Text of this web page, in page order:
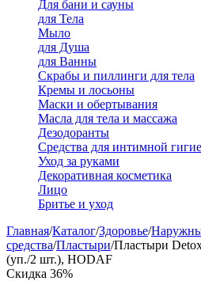
Для бани и сауны
для Тела
Мыло
для Душа
для Ванны
Скрабы и пиллинги для тела
Кремы и лосьоны
Маски и обертывания
Масла для тела и массажа
Дезодоранты
Средства для интимной
Уход за руками
Декоративная косметика
Лицо
Бритье и уход
Главная/Каталог/Здоровье/
средства/Пластыри/Пластыри
(уп./2 шт.), HODAF
Скидка 36%